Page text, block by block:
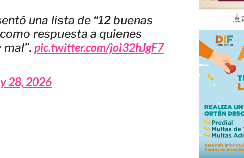
una lista de “12 buenas
respuesta a quienes
pic.twitter.com/joi32hJgF7
28, 2026